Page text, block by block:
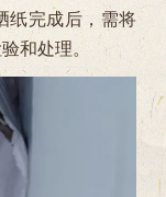
纸完成后，需将
和处理。